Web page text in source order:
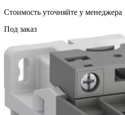
Cтоимость уточняйте у менеджера
Под заказ